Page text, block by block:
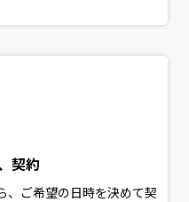
契約
、ご希望の日時を決めて契